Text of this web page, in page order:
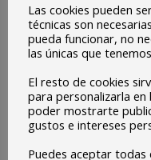
Las cookies pueden
técnicas son
pueda funcionar, no
las únicas que
El resto de cookies
para personalizarla
poder mostrarte
gustos e intereses
Puedes aceptar todas